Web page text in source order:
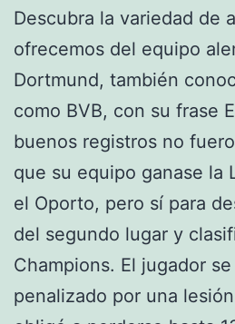
Descubra la variedad de
ofrecemos del equipo
Dortmund, también
como BVB, con su frase
buenos registros no
que su equipo ganase la
el Oporto, pero sí para
del segundo lugar y
Champions. El jugador
penalizado por una